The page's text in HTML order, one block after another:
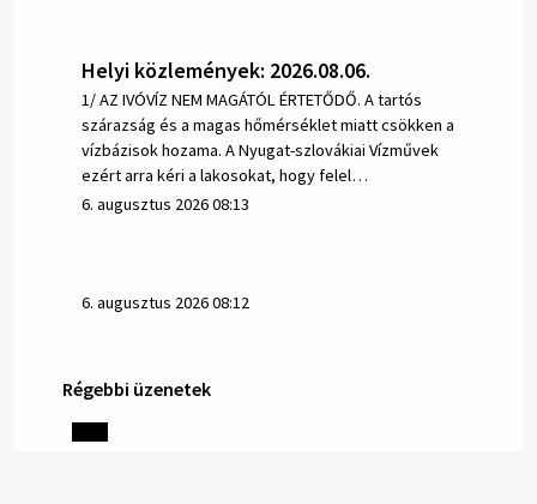
Helyi közlemények: 2026.08.06.
1/ AZ IVÓVÍZ NEM MAGÁTÓL ÉRTETŐDŐ. A tartós
szárazság és a magas hőmérséklet miatt csökken a
vízbázisok hozama. A Nyugat-szlovákiai Vízművek
ezért arra kéri a lakosokat, hogy felel…
6. augusztus 2026 08:13
6. augusztus 2026 08:12
Helyi közlemények: 2026.08.05.
Gyászhirdetés: 2026.08.05. 1/ Tisztelt Lakosság!
Régebbi üzenetek